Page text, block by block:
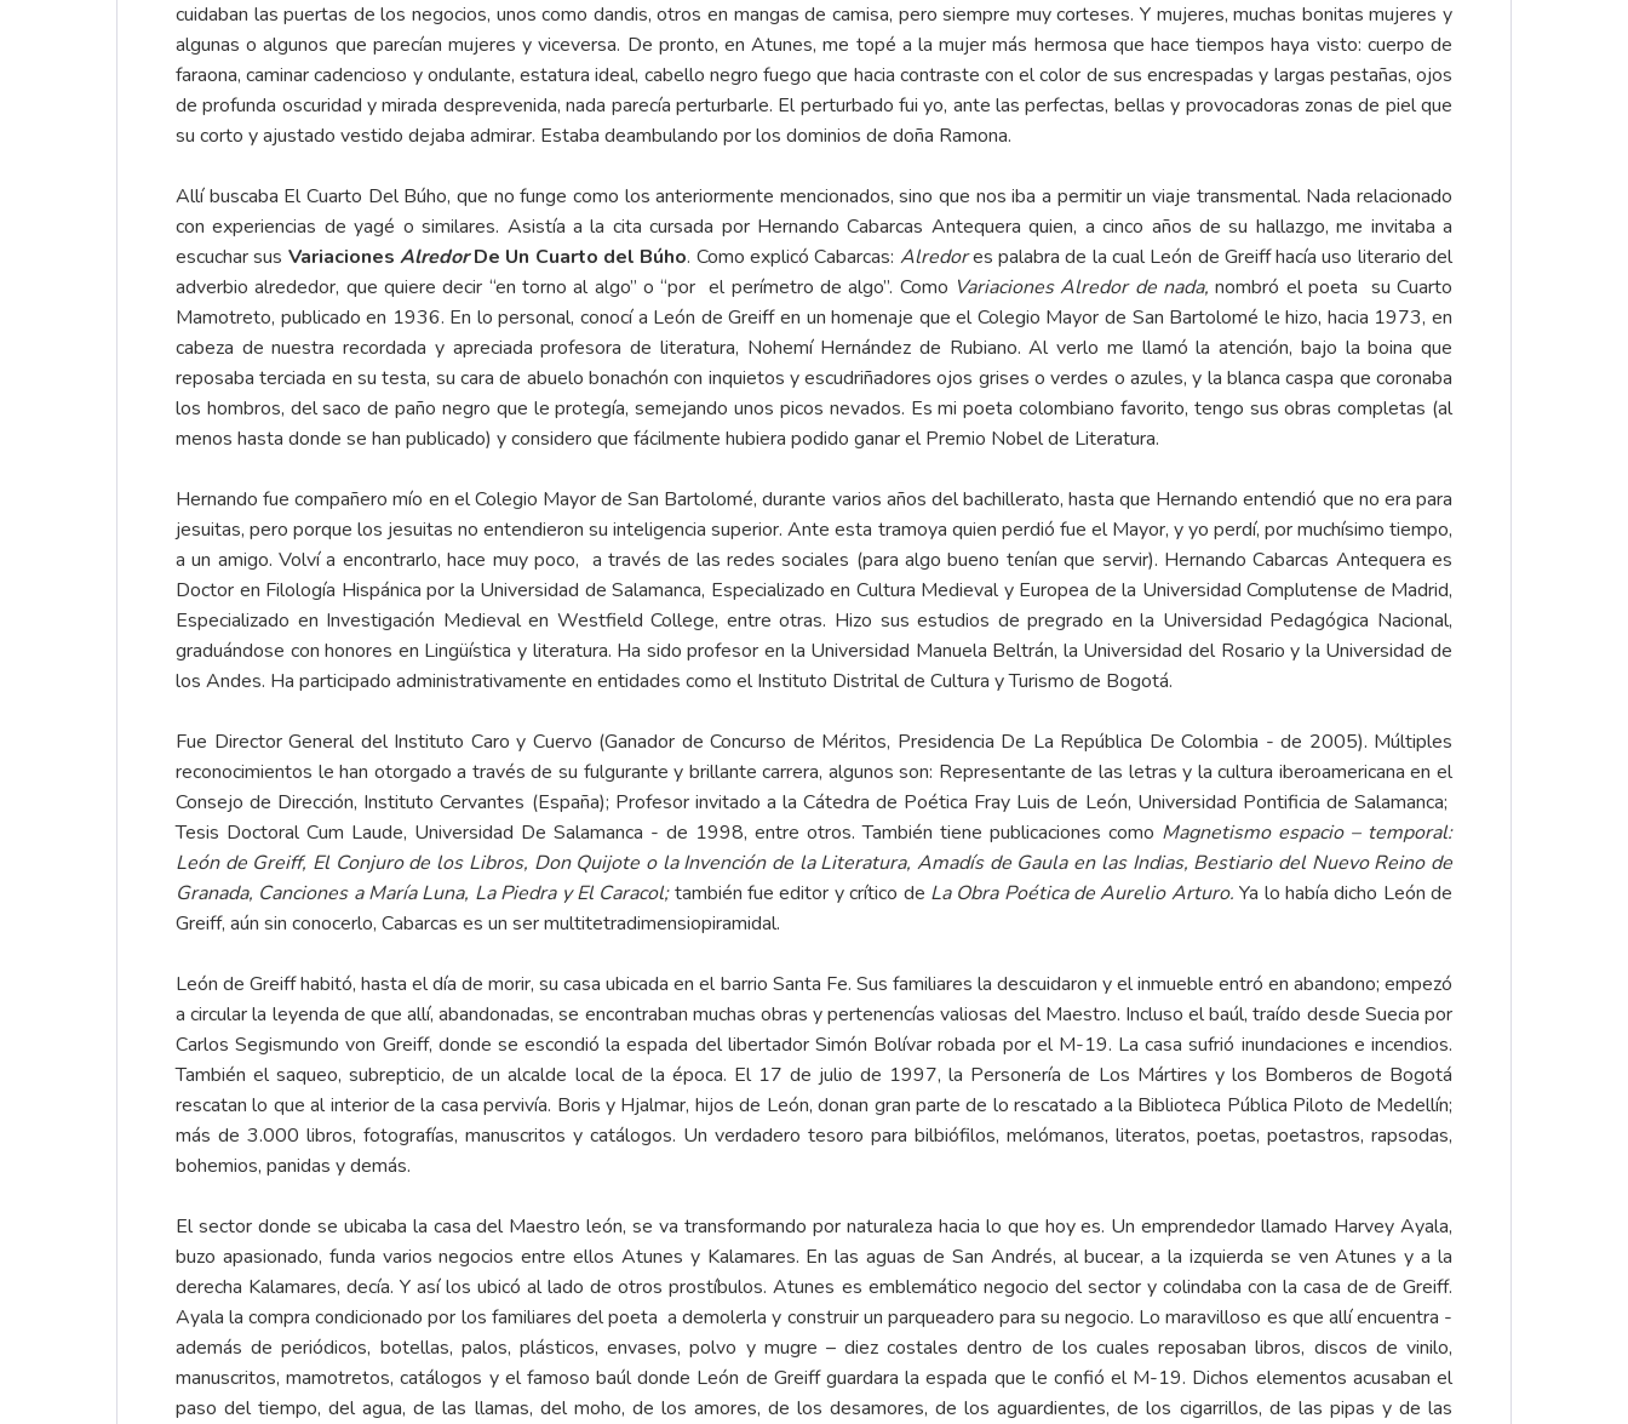
cuidaban las puertas de los negocios, unos como dandis, otros en mangas de camisa, pero siempre muy corteses. Y mujeres, muchas bonitas mujeres y
algunas o algunos que parecían mujeres y viceversa. De pronto, en Atunes, me topé a la mujer más hermosa que hace tiempos haya visto: cuerpo de
faraona, caminar cadencioso y ondulante, estatura ideal, cabello negro fuego que hacia contraste con el color de sus encrespadas y largas pestañas, ojos
de profunda oscuridad y mirada desprevenida, nada parecía perturbarle. El perturbado fui yo, ante las perfectas, bellas y provocadoras zonas de piel que
su corto y ajustado vestido dejaba admirar. Estaba deambulando por los dominios de doña Ramona.
Allí buscaba El Cuarto Del Búho, que no funge como los anteriormente mencionados, sino que nos iba a permitir un viaje transmental. Nada relacionado
con experiencias de yagé o similares. Asistía a la cita cursada por Hernando Cabarcas Antequera quien, a cinco años de su hallazgo, me invitaba a
escuchar sus Variaciones AlredorDe Un Cuarto del Búho. Como explicó Cabarcas: Alredores palabra de la cual León de Greiff hacía uso literario del
adverbio alrededor, que quiere decir “en torno al algo” o “por el perímetro de algo”. Como Variaciones Alredor de nada,nombró el poeta su Cuarto
Mamotreto, publicado en 1936. En lo personal, conocí a León de Greiff en un homenaje que el Colegio Mayor de San Bartolomé le hizo, hacia 1973, en
cabeza de nuestra recordada y apreciada profesora de literatura, Nohemí Hernández de Rubiano. Al verlo me llamó la atención, bajo la boina que
reposaba terciada en su testa, su cara de abuelo bonachón con inquietos y escudriñadores ojos grises o verdes o azules, y la blanca caspa que coronaba
los hombros, del saco de paño negro que le protegía, semejando unos picos nevados. Es mi poeta colombiano favorito, tengo sus obras completas (al
menos hasta donde se han publicado) y considero que fácilmente hubiera podido ganar el Premio Nobel de Literatura.
Hernando fue compañero mío en el Colegio Mayor de San Bartolomé, durante varios años del bachillerato, hasta que Hernando entendió que no era para
jesuitas, pero porque los jesuitas no entendieron su inteligencia superior. Ante esta tramoya quien perdió fue el Mayor, y yo perdí, por muchísimo tiempo,
a un amigo. Volví a encontrarlo, hace muy poco, a través de las redes sociales (para algo bueno tenían que servir). Hernando Cabarcas Antequera es
Doctor en Filología Hispánica por la Universidad de Salamanca, Especializado en Cultura Medieval y Europea de la Universidad Complutense de Madrid,
Especializado en Investigación Medieval en Westfield College, entre otras. Hizo sus estudios de pregrado en la Universidad Pedagógica Nacional,
graduándose con honores en Lingüística y literatura. Ha sido profesor en la Universidad Manuela Beltrán, la Universidad del Rosario y la Universidad de
los Andes. Ha participado administrativamente en entidades como el Instituto Distrital de Cultura y Turismo de Bogotá.
Fue Director General del Instituto Caro y Cuervo (Ganador de Concurso de Méritos, Presidencia De La República De Colombia - de 2005). Múltiples
reconocimientos le han otorgado a través de su fulgurante y brillante carrera, algunos son: Representante de las letras y la cultura iberoamericana en el
Consejo de Dirección, Instituto Cervantes (España); Profesor invitado a la Cátedra de Poética Fray Luis de León, Universidad Pontificia de Salamanca;
Tesis Doctoral Cum Laude, Universidad De Salamanca - de 1998, entre otros. También tiene publicaciones como Magnetismo espacio – temporal:
León de Greiff, El Conjuro de los Libros, Don Quijote o la Invención de la Literatura, Amadís de Gaula en las Indias, Bestiario del Nuevo Reino de
Granada, Canciones a María Luna, La Piedra y El Caracol;también fue editor y crítico de La Obra Poética de Aurelio Arturo.Ya lo había dicho León de
Greiff, aún sin conocerlo, Cabarcas es un ser multitetradimensiopiramidal.
León de Greiff habitó, hasta el día de morir, su casa ubicada en el barrio Santa Fe. Sus familiares la descuidaron y el inmueble entró en abandono; empezó
a circular la leyenda de que allí, abandonadas, se encontraban muchas obras y pertenencías valiosas del Maestro. Incluso el baúl, traído desde Suecia por
Carlos Segismundo von Greiff, donde se escondió la espada del libertador Simón Bolívar robada por el M-19. La casa sufrió inundaciones e incendios.
También el saqueo, subrepticio, de un alcalde local de la época. El 17 de julio de 1997, la Personería de Los Mártires y los Bomberos de Bogotá
rescatan lo que al interior de la casa pervivía. Boris y Hjalmar, hijos de León, donan gran parte de lo rescatado a la Biblioteca Pública Piloto de Medellín;
más de 3.000 libros, fotografías, manuscritos y catálogos. Un verdadero tesoro para bilbiófilos, melómanos, literatos, poetas, poetastros, rapsodas,
bohemios, panidas y demás.
El sector donde se ubicaba la casa del Maestro león, se va transformando por naturaleza hacia lo que hoy es. Un emprendedor llamado Harvey Ayala,
buzo apasionado, funda varios negocios entre ellos Atunes y Kalamares. En las aguas de San Andrés, al bucear, a la izquierda se ven Atunes y a la
derecha Kalamares, decía. Y así los ubicó al lado de otros prostíbulos. Atunes es emblemático negocio del sector y colindaba con la casa de de Greiff.
Ayala la compra condicionado por los familiares del poeta a demolerla y construir un parqueadero para su negocio. Lo maravilloso es que allí encuentra -
además de periódicos, botellas, palos, plásticos, envases, polvo y mugre – diez costales dentro de los cuales reposaban libros, discos de vinilo,
manuscritos, mamotretos, catálogos y el famoso baúl donde León de Greiff guardara la espada que le confió el M-19. Dichos elementos acusaban el
paso del tiempo, del agua, de las llamas, del moho, de los amores, de los desamores, de los aguardientes, de los cigarrillos, de las pipas y de las